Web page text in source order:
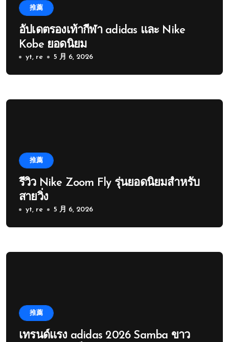
推薦
อัปเดตรองเท้ากีฬา adidas และ Nike
Kobe ยอดนิยม
yt, re 5 月 6, 2026
推薦
รีวิว Nike Zoom Fly รุ่นยอดนิยมสำหรับ
สายวิ่ง
yt, re 5 月 6, 2026
推薦
เทรนด์แรง adidas 2026 Samba ขาว